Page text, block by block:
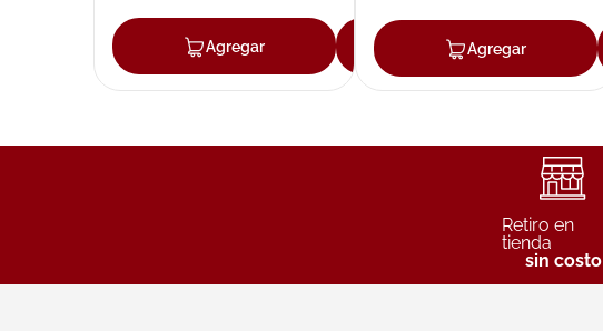
Agregar AgregarAgregar
Retiro en
tienda
sin costo